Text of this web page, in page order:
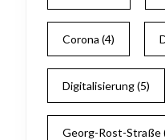
Corona (4)
Digitalisierung(5)
Georg-Rost-Straße